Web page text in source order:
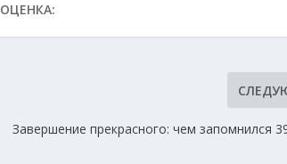
ОЦЕНКА:
Завершение прекрасного: чем запомнился